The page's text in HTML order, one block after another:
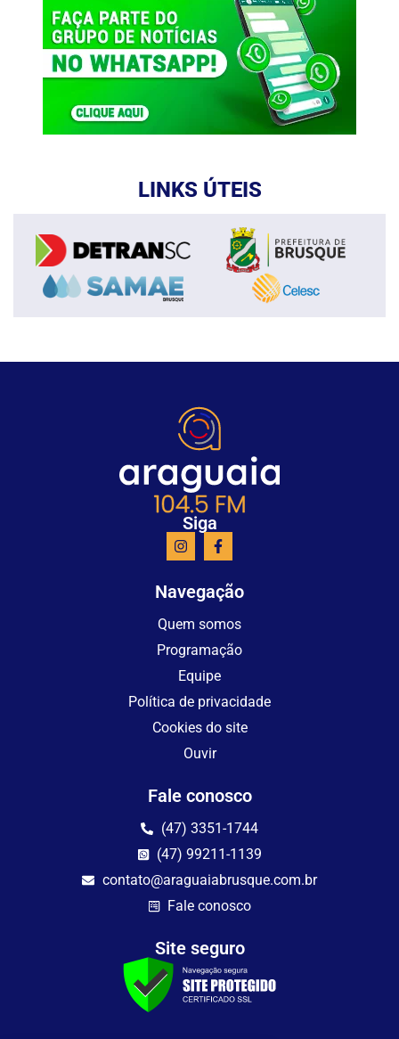
LINKS ÚTEIS
Siga
Navegação
Quem somos
Programação
Equipe
Política de privacidade
Cookies do site
Ouvir
Fale conosco
(47) 3351-1744
(47) 99211-1139
contato@araguaiabrusque.com.br
Fale conosco
Site seguro